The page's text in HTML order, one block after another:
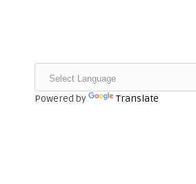
Powered by Translate